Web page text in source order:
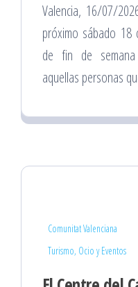
Valencia, 16/07/
próximo sábado 18
de fin de
aquellas personas
Comunitat Valenciana
Turismo, Ocio y Eventos